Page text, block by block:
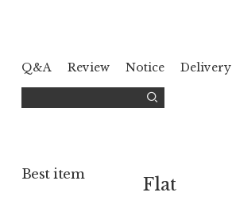
Q&A Review Notice Delivery
Best item Flat